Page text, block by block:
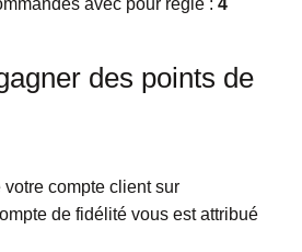
avec pour règle : 4
des points de
compte client sur
de fidélité vous est attribué